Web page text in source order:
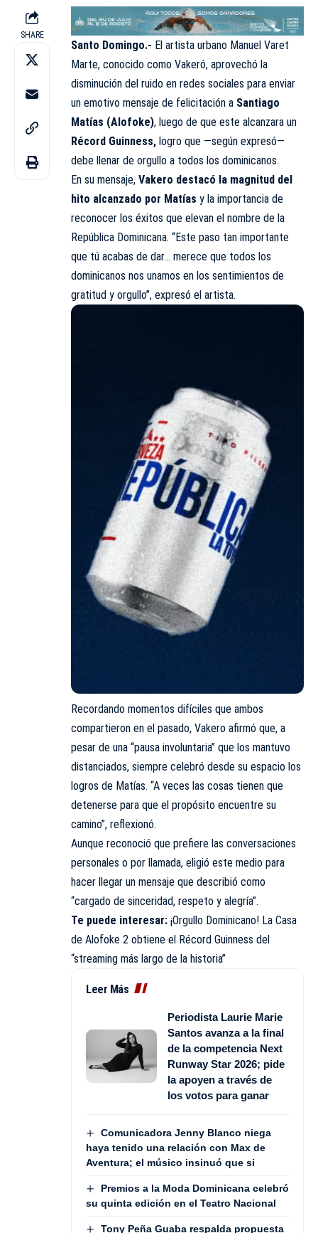
SHARE
Santo Domingo.- El artista urbano Manuel Varet
Marte, conocido como Vakeró, aprovechó la
disminución del ruido en redes sociales para enviar
un emotivo mensaje de felicitación a Santiago
Matías (Alofoke), luego de que este alcanzara un
Récord Guinness, logro que —según expresó—
debe llenar de orgullo a todos los dominicanos.
En su mensaje, Vakero destacó la magnitud del
hito alcanzado por Matías y la importancia de
reconocer los éxitos que elevan el nombre de la
República Dominicana. “Este paso tan importante
que tú acabas de dar… merece que todos los
dominicanos nos unamos en los sentimientos de
gratitud y orgullo”, expresó el artista.
Recordando momentos difíciles que ambos
compartieron en el pasado, Vakero afirmó que, a
pesar de una “pausa involuntaria” que los mantuvo
distanciados, siempre celebró desde su espacio los
logros de Matías. “A veces las cosas tienen que
detenerse para que el propósito encuentre su
camino”, reflexionó.
Aunque reconoció que prefiere las conversaciones
personales o por llamada, eligió este medio para
hacer llegar un mensaje que describió como
“cargado de sinceridad, respeto y alegría”.
Te puede interesar: ¡Orgullo Dominicano! La Casa
de Alofoke 2 obtiene el Récord Guinness del
“streaming más largo de la historia”
Leer Más
Periodista Laurie Marie
Santos avanza a la final
de la competencia Next
Runway Star 2026; pide
la apoyen a través de
los votos para ganar
Comunicadora Jenny Blanco niega
haya tenido una relación con Max de
Aventura; el músico insinuó que si
Premios a la Moda Dominicana celebró
su quinta edición en el Teatro Nacional
Tony Peña Guaba respalda propuesta